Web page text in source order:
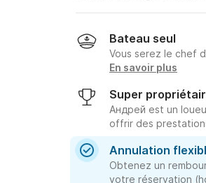
Bateau seul
Vous serez le chef
En savoir plus
Super
Андрей est un
offrir des
Annulation
Obtenez un
votre réservation